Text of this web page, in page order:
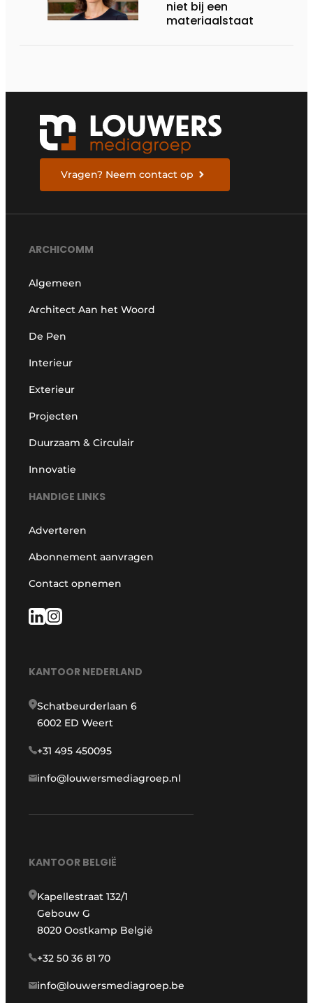
niet bij een
materiaalstaat
Vragen? Neem contact op
ARCHICOMM
Algemeen
Architect Aan het Woord
De Pen
Interieur
Exterieur
Projecten
Duurzaam & Circulair
Innovatie
HANDIGE LINKS
Adverteren
Abonnement aanvragen
Contact opnemen
KANTOOR NEDERLAND
Schatbeurderlaan 6
6002 ED Weert
+31 495 450095
info@louwersmediagroep.nl
KANTOOR BELGIË
Kapellestraat 132/1
Gebouw G
8020 Oostkamp België
+32 50 36 81 70
info@louwersmediagroep.be